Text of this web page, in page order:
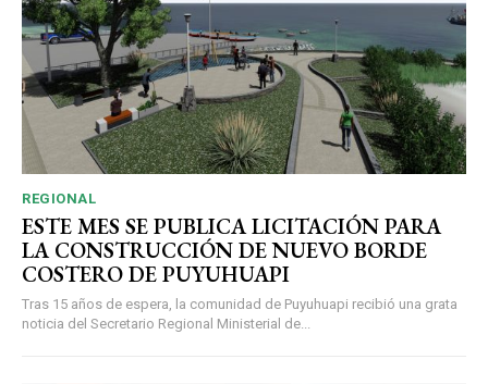
REGIONAL
ESTE MES SE PUBLICA LICITACIÓN PARA
LA CONSTRUCCIÓN DE NUEVO BORDE
COSTERO DE PUYUHUAPI
Tras 15 años de espera, la comunidad de Puyuhuapi recibió una grata
noticia del Secretario Regional Ministerial de...